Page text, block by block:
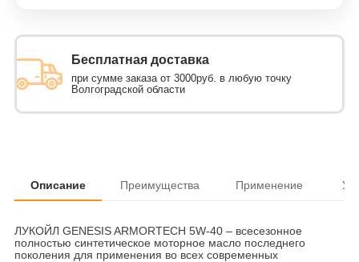
Бесплатная доставка
при сумме заказа от 3000руб. в любую точку
Волгоградской области
Описание Преимущества Применение
ЛУКОЙЛ GENESIS ARMORTECH 5W-40 – всесезонное
полностью синтетическое моторное масло последнего
поколения для применения во всех современных